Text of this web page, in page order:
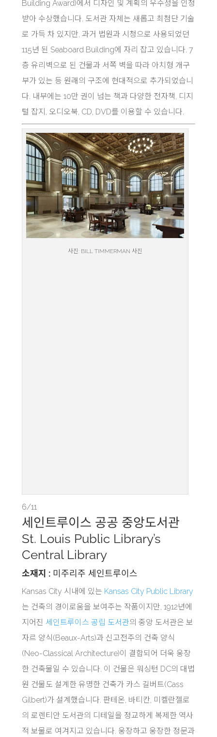
Building Award)에서 디자인 및 계획의 우수성을 인정
받아 수상했습니다. 도서관 자체는 새롭고 최첨단 기술
로 가득 차 있지만, 과거 법원과 시청으로 사용되었던
115년 된 Seaboard Building에 자리 잡고 있습니다. 7
층 유리벽으로 된 건물과 서쪽 벽을 따라 아치형 개구
부가 있는 등 원래의 구조에 현대적으로 추가되었습니
다. 내부에는 10만 권이 넘는 책과 다양한 전자책, 디지
털 잡지, 오디오북, CD, DVD를 이용할 수 있습니다.
사진: BILL TIMMERMAN 사진
6/11
세인트루이스 공공 중앙도서관
St. Louis Public Library’s
Central Library
소재지 : 미주리주 세인트루이스
Kansas City 시내에 있는 Kansas City Public Library
는 건축의 경이로움을 보여주는 작품이지만, 1912년에
지어진 세인트루이스 공립 도서관의 중앙 도서관은 보
자르 양식(Beaux-Arts)과 신고전주의 건축 양식
(Neo-Classical Architecture)이 결합되어 더욱 웅장
한 건축물일 수 있습니다. 이 건물은 워싱턴 DC의 대법
원 건물도 설계한 유명한 건축가 카스 길버트(Cass
Gilbert)가 설계했습니다. 판테온, 바티칸, 미켈란젤로
의 로렌티안 도서관의 디테일을 정교하게 복제한 역사
적 보물로 여겨지고 있습니다. 웅장하고 웅장한 정문과